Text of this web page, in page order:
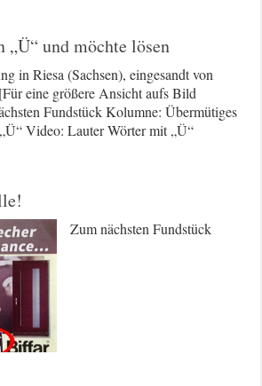
„Ü“ und möchte lösen
in Riesa (Sachsen), eingesandt von
eine größere Ansicht aufs Bild
Fundstück Kolumne: Übermütiges
Video: Lauter Wörter mit „Ü“
Zum nächsten Fundstück